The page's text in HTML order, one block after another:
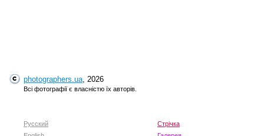
photographers.ua, 2026
Всі фотографії є власністю їх авторів.
Русский
Стрічка